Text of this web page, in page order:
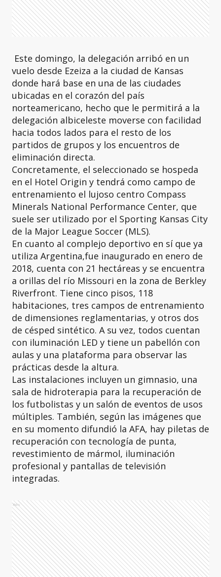
Este domingo, la delegación arribó en un
vuelo desde Ezeiza a la ciudad de Kansas
donde hará base en una de las ciudades
ubicadas en el corazón del país
norteamericano, hecho que le permitirá a la
delegación albiceleste moverse con facilidad
hacia todos lados para el resto de los
partidos de grupos y los encuentros de
eliminación directa.
Concretamente, el seleccionado se hospeda
en el Hotel Origin y tendrá como campo de
entrenamiento el lujoso centro Compass
Minerals National Performance Center, que
suele ser utilizado por el Sporting Kansas City
de la Major League Soccer (MLS).
En cuanto al complejo deportivo en sí que ya
utiliza Argentina,fue inaugurado en enero de
2018, cuenta con 21 hectáreas y se encuentra
a orillas del río Missouri en la zona de Berkley
Riverfront. Tiene cinco pisos, 118
habitaciones, tres campos de entrenamiento
de dimensiones reglamentarias, y otros dos
de césped sintético. A su vez, todos cuentan
con iluminación LED y tiene un pabellón con
aulas y una plataforma para observar las
prácticas desde la altura.
Las instalaciones incluyen un gimnasio, una
sala de hidroterapia para la recuperación de
los futbolistas y un salón de eventos de usos
múltiples. También, según las imágenes que
en su momento difundió la AFA, hay piletas de
recuperación con tecnología de punta,
revestimiento de mármol, iluminación
profesional y pantallas de televisión
integradas.
Ads